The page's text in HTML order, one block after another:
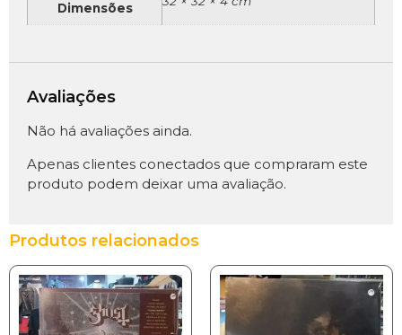
Dimensões
Avaliações
Não há avaliações ainda.
Apenas clientes conectados que compraram este
produto podem deixar uma avaliação.
Produtos relacionados